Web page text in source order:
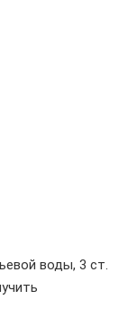
воды, 3 ст.